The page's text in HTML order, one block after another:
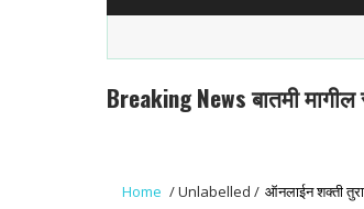
Breaking News बातमी
Home /Unlabelled / ऑनलाईन शक्ती